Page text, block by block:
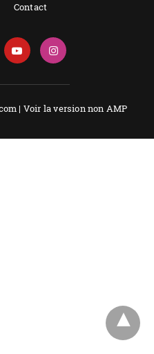
Contact
| Voir la version non AMP